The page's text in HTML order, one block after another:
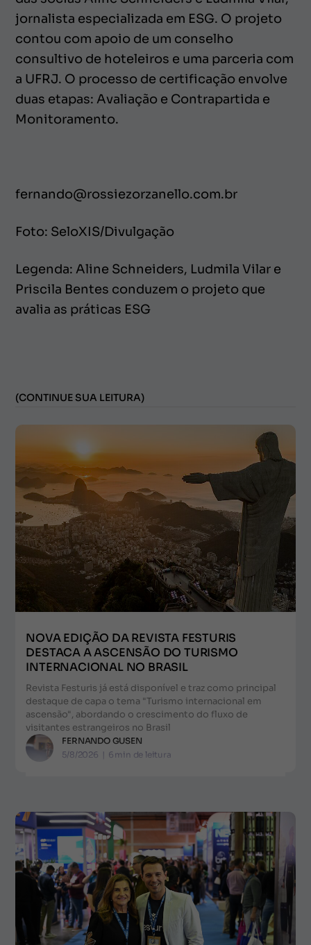
jornalista especializada em ESG. O projeto
contou com apoio de um conselho
consultivo de hoteleiros e uma parceria com
a UFRJ. O processo de certificação envolve
duas etapas: Avaliação e Contrapartida e
Monitoramento.
fernando@rossiezorzanello.com.br
Foto: SeloXIS/Divulgação
Legenda: Aline Schneiders, Ludmila Vilar e
Priscila Bentes conduzem o projeto que
avalia as práticas ESG
(CONTINUE SUA LEITURA)
NOVA EDIÇÃO DA REVISTA FESTURIS
DESTACA A ASCENSÃO DO TURISMO
INTERNACIONAL NO BRASIL
Revista Festuris já está disponível e traz como principal
destaque de capa o tema "Turismo internacional em
ascensão", abordando o crescimento do fluxo de
visitantes estrangeiros no Brasil
FERNANDO GUSEN
5/8/2026 | 6 min de leitura